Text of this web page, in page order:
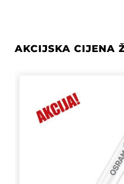
AKCIJSKA CIJENA